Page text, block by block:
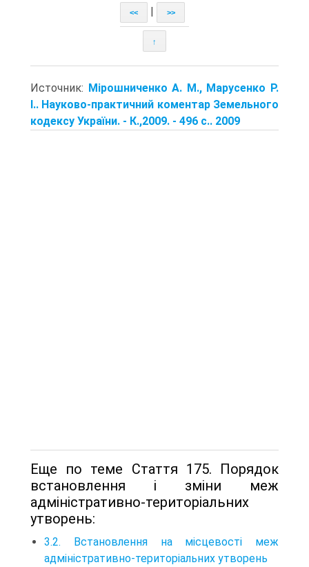
<< >>
↑
Источник: Мірошниченко А. М., Марусенко Р.
І.. Науково-практичний коментар Земельного
кодексу України. - К.,2009. - 496 с.. 2009
Еще по теме Стаття 175. Порядок
встановлення і зміни меж
адміністративно-територіальних
утворень:
3.2. Встановлення на місцевості меж
адміністративно-територіальних утворень